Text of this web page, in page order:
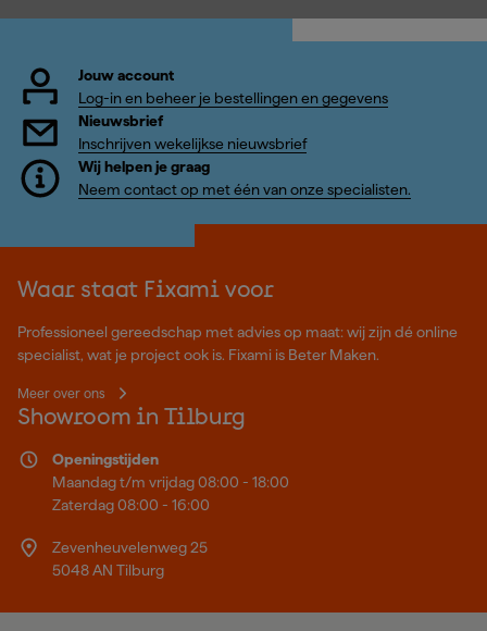
Jouw account
Log-in en beheer je bestellingen en gegevens
Nieuwsbrief
Inschrijven wekelijkse nieuwsbrief
Wij helpen je graag
Neem contact op met één van onze specialisten.
Waar staat Fixami voor
Professioneel gereedschap met advies op maat: wij zijn dé online
specialist, wat je project ook is. Fixami is Beter Maken.
Meer over ons
Showroom in Tilburg
Openingstijden
Maandag t/m vrijdag 08:00 - 18:00
Zaterdag 08:00 - 16:00
Zevenheuvelenweg 25
5048 AN Tilburg